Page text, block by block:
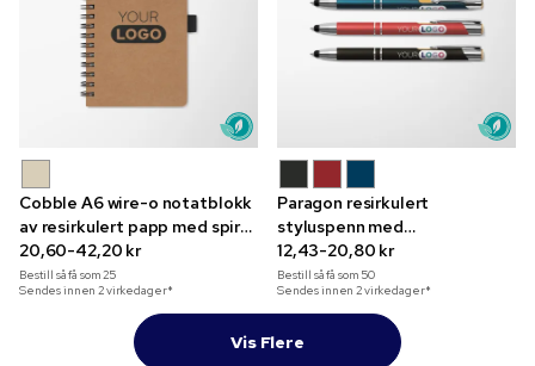
Cobble A6 wire-o notatblokk
av resirkulert papp med spiral
og steinpapir
20,60-42,20 kr
Bestill så få som25
Sendes innen 2 virkedager*
Paragon resirkulert
styluspenn med
fullfargetrykk
12,43-20,80 kr
Bestill så få som 50
Sendes innen 2 virkedager*
Vis Flere